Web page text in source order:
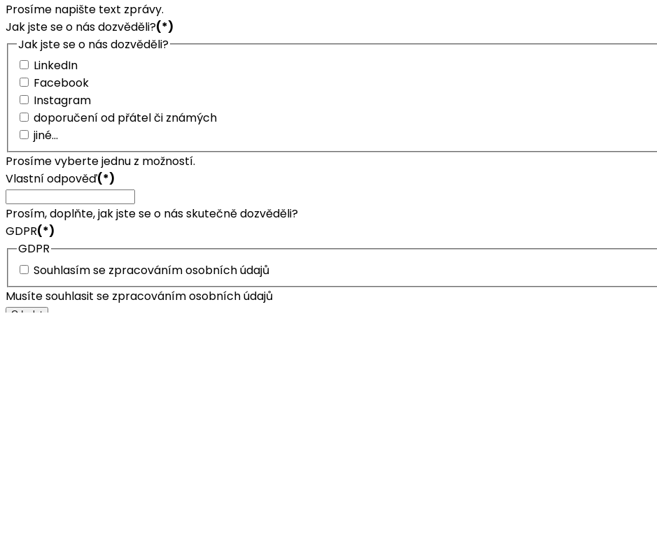
Prosíme napište text zprávy.
Jak jste se o nás dozvěděli?(*)
Jak jste se o nás dozvěděli?
LinkedIn
Facebook
Instagram
doporučení od přátel či známých
jiné...
Prosíme vyberte jednu z možností.
Vlastní odpověď(*)
Prosím, doplňte, jak jste se o nás skutečně dozvěděli?
GDPR(*)
GDPR
Souhlasím se zpracováním osobních údajů
Musíte souhlasit se zpracováním osobních údajů
Odeslat